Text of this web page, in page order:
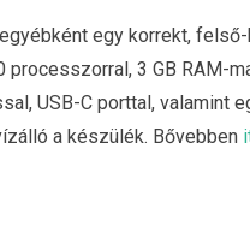
egy korrekt,
processzorral, 3 GB RAM-
USB-C porttal, valamint
a készülék. Bővebben